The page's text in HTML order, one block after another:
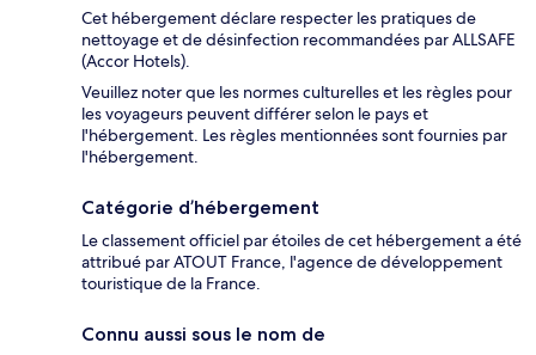
Cet hébergement déclare respecter les pratiques de
nettoyage et de désinfection recommandées par ALLSAFE
(Accor Hotels).
Veuillez noter que les normes culturelles et les règles pour
les voyageurs peuvent différer selon le pays et
l'hébergement. Les règles mentionnées sont fournies par
l'hébergement.
Catégorie d’hébergement
Le classement officiel par étoiles de cet hébergement a été
attribué par ATOUT France, l'agence de développement
touristique de la France.
Connu aussi sous le nom de